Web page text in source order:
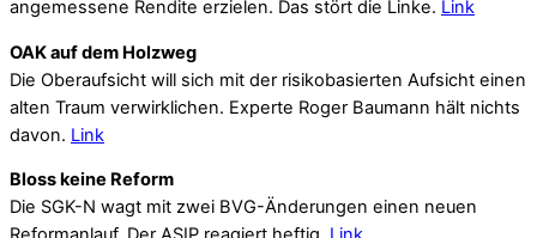
angemessene Rendite erzielen. Das stört die Linke. Link
OAK auf dem Holzweg
Die Oberaufsicht will sich mit der risikobasierten Aufsicht einen
alten Traum verwirklichen. Experte Roger Baumann hält nichts
davon. Link
Bloss keine Reform
Die SGK-N wagt mit zwei BVG-Änderungen einen neuen